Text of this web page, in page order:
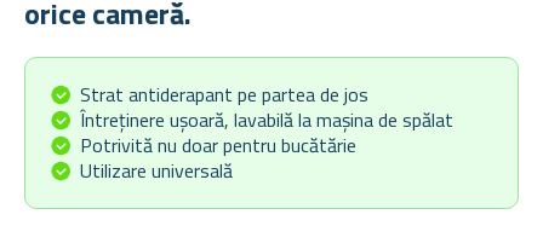
orice cameră.
Strat antiderapant pe partea de jos
Întreținere ușoară, lavabilă la mașina de spălat
Potrivită nu doar pentru bucătărie
Utilizare universală